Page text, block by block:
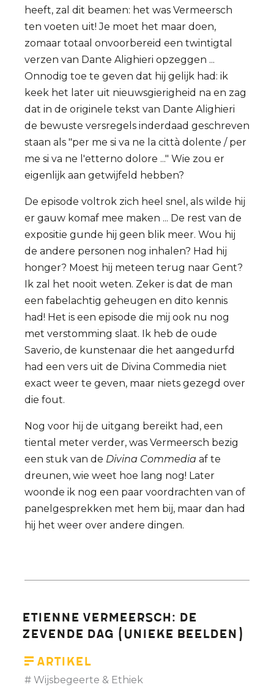
heeft, zal dit beamen: het was Vermeersch
ten voeten uit! Je moet het maar doen,
zomaar totaal onvoorbereid een twintigtal
verzen van Dante Alighieri opzeggen ...
Onnodig toe te geven dat hij gelijk had: ik
keek het later uit nieuwsgierigheid na en zag
dat in de originele tekst van Dante Alighieri
de bewuste versregels inderdaad geschreven
staan als "per me si va ne la città dolente / per
me si va ne l'etterno dolore ..." Wie zou er
eigenlijk aan getwijfeld hebben?
De episode voltrok zich heel snel, als wilde hij
er gauw komaf mee maken ... De rest van de
expositie gunde hij geen blik meer. Wou hij
de andere personen nog inhalen? Had hij
honger? Moest hij meteen terug naar Gent?
Ik zal het nooit weten. Zeker is dat de man
een fabelachtig geheugen en dito kennis
had! Het is een episode die mij ook nu nog
met verstomming slaat. Ik heb de oude
Saverio, de kunstenaar die het aangedurfd
had een vers uit de Divina Commedia niet
exact weer te geven, maar niets gezegd over
die fout.
Nog voor hij de uitgang bereikt had, een
tiental meter verder, was Vermeersch bezig
een stuk van de Divina Commedia af te
dreunen, wie weet hoe lang nog! Later
woonde ik nog een paar voordrachten van of
panelgesprekken met hem bij, maar dan had
hij het weer over andere dingen.
Etienne Vermeersch: De
Zevende Dag (unieke beelden)
Artikel
Wijsbegeerte & Ethiek